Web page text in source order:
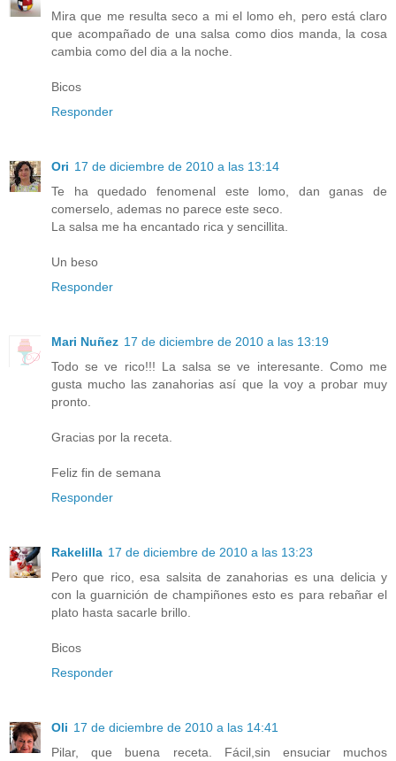
Mira que me resulta seco a mi el lomo eh, pero está claro
que acompañado de una salsa como dios manda, la cosa
cambia como del dia a la noche.
Bicos
Responder
Ori 17 de diciembre de 2010 a las 13:14
Te ha quedado fenomenal este lomo, dan ganas de
comerselo, ademas no parece este seco.
La salsa me ha encantado rica y sencillita.
Un beso
Responder
Mari Nuñez 17 de diciembre de 2010 a las 13:19
Todo se ve rico!!! La salsa se ve interesante. Como me
gusta mucho las zanahorias así que la voy a probar muy
pronto.
Gracias por la receta.
Feliz fin de semana
Responder
Rakelilla 17 de diciembre de 2010 a las 13:23
Pero que rico, esa salsita de zanahorias es una delicia y
con la guarnición de champiñones esto es para rebañar el
plato hasta sacarle brillo.
Bicos
Responder
Oli 17 de diciembre de 2010 a las 14:41
Pilar, que buena receta. Fácil,sin ensuciar muchos